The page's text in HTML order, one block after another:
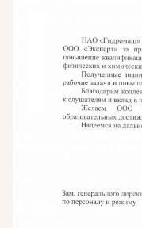
где существует
это строгое
избежание
Также, на
радиацией,
прошедших
поможет
компетенции для